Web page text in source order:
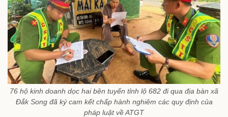
76 hộ kinh doanh dọc hai bên tuyến tỉnh lộ 682 đi qua địa bàn xã
Đắk Song đã ký cam kết chấp hành nghiêm các quy định của
pháp luật về ATGT